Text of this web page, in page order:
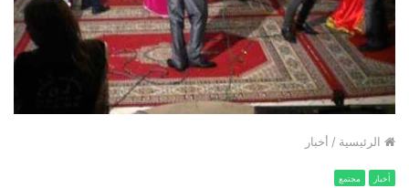
الرئيسية / أخبار
أخبار مجتمع